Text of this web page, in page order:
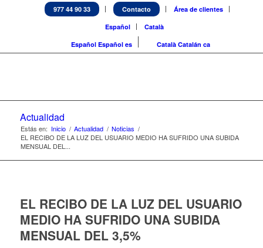
977 44 90 33 Contacto
Área de clientes
Español
Català
Español Español es Català Catalán ca
Actualidad
Estás en: Inicio / Actualidad / Noticias /
EL RECIBO DE LA LUZ DEL USUARIO MEDIO HA SUFRIDO UNA SUBIDA
MENSUAL DEL...
EL RECIBO DE LA LUZ DEL USUARIO
MEDIO HA SUFRIDO UNA SUBIDA
MENSUAL DEL 3,5%